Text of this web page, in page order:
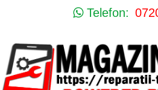
Telefon: